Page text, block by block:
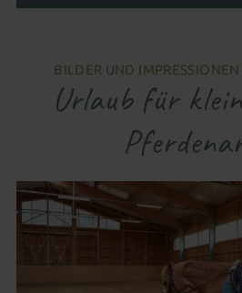
BILDER UND
Urlaub für